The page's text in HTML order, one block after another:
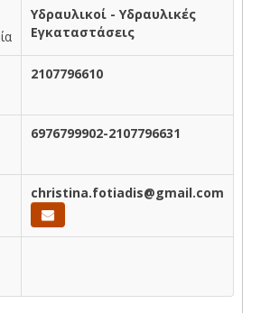
Υδραυλικοί - Υδραυλικές
Εγκαταστάσεις
2107796610
6976799902-2107796631
christina.fotiadis@gmail.com